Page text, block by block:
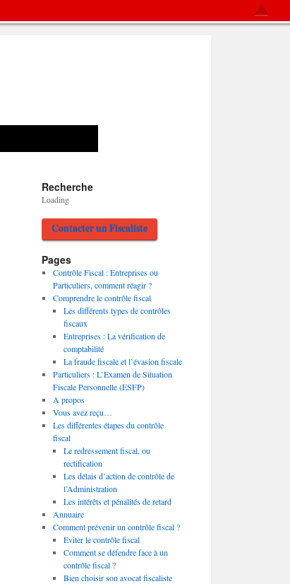
Recherche
Loading
Contacter un Fiscaliste
Pages
Contrôle Fiscal : Entreprises ou
Particuliers, comment réagir ?
Comprendre le contrôle fiscal
Les différents types de contrôles
fiscaux
Entreprises : La vérification de
comptabilité
La fraude fiscale et l’évasion fiscale
Particuliers : L’Examen de Situation
Fiscale Personnelle (ESFP)
A propos
Vous avez reçu…
Les différentes étapes du contrôle
fiscal
Le redressement fiscal, ou
rectification
Les délais d’action de contrôle de
l’Administration
Les intérêts et pénalités de retard
Annuaire
Comment prévenir un contrôle fiscal ?
Eviter le contrôle fiscal
Comment se défendre face à un
contrôle fiscal ?
Bien choisir son avocat fiscaliste